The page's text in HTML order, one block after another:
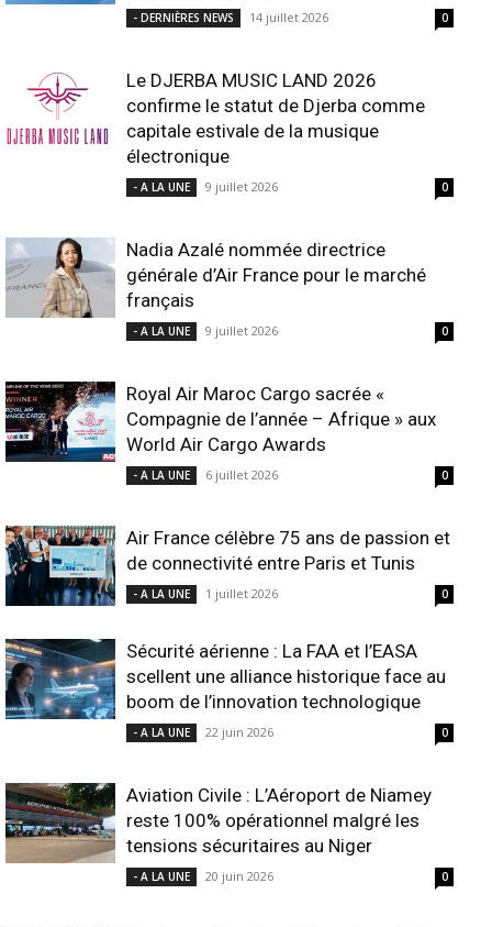
- DERNIÈRES NEWS 14 juillet 2026 0
Le DJERBA MUSIC LAND 2026
confirme le statut de Djerba comme
capitale estivale de la musique
électronique
- A LA UNE 9 juillet 2026 0
Nadia Azalé nommée directrice
générale d’Air France pour le marché
français
- A LA UNE 9 juillet 2026 0
Royal Air Maroc Cargo sacrée «
Compagnie de l’année – Afrique » aux
World Air Cargo Awards
- A LA UNE 6 juillet 2026 0
Air France célèbre 75 ans de passion et
de connectivité entre Paris et Tunis
- A LA UNE 1 juillet 2026 0
Sécurité aérienne : La FAA et l’EASA
scellent une alliance historique face au
boom de l’innovation technologique
- A LA UNE 22 juin 2026 0
Aviation Civile : L’Aéroport de Niamey
reste 100% opérationnel malgré les
tensions sécuritaires au Niger
- A LA UNE 20 juin 2026 0